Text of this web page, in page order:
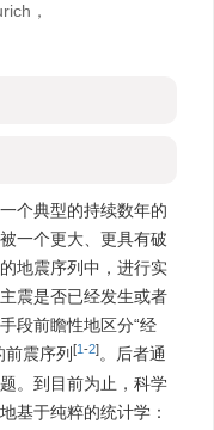
，
个典型的持续数年的
一个更大、更具有破
地震序列中，进行实
震是否已经发生或者
段前瞻性地区分“经
震序列 [1-2]。后者通
。到目前为止，科学
基于纯粹的统计学：